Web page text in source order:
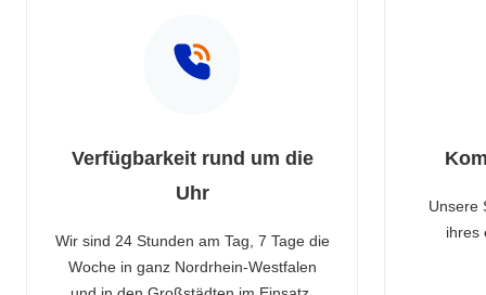
Verfügbarkeit rund um die
Uhr
Wir sind 24 Stunden am Tag, 7 Tage die
Woche in ganz Nordrhein-Westfalen
Unsere
ihres